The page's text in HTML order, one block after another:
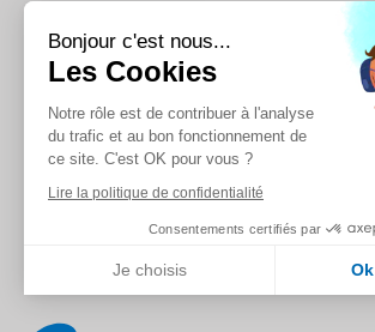
Rejoignez notre
simple, professionnel et à
Bonjour c'est nous...
Les Cookies
Notre rôle est de contribuer à l'analyse
du trafic et au bon fonctionnement de
ce site. C'est OK pour vous ?
Lire la politique de confidentialité
Consentements certifiés par
Je choisis
Notre plateforme vous permet d'adapter et de gérer vos